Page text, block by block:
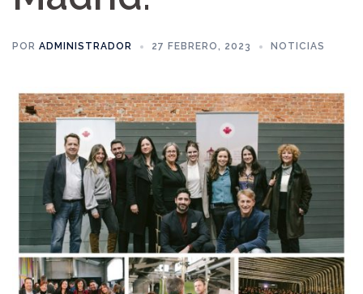
POR ADMINISTRADOR 27 FEBRERO, 2023 NOTICIAS